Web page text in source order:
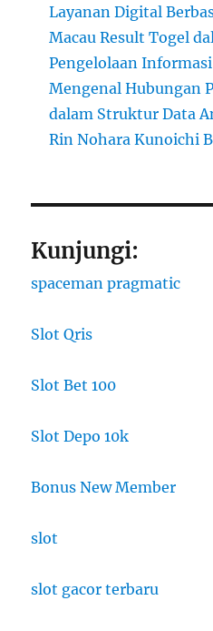
Layanan Digital
Macau Result Togel
Pengelolaan
Mengenal Hubungan
dalam Struktur Data
Rin Nohara Kunoichi
Kunjungi:
spaceman pragmatic
Slot Qris
Slot Bet 100
Slot Depo 10k
Bonus New Member
slot
slot gacor terbaru